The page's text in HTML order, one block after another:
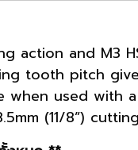
action and M3
tooth pitch
used with
(11/8”)